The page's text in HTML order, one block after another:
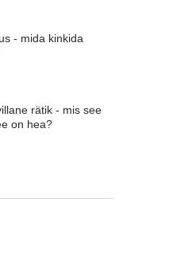
- mida kinkida
rätik - mis see
on hea?